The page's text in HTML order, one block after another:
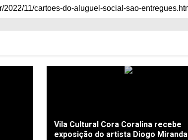
Vila Cultural Cora Coralina recebe
exposição do artista Diogo Miranda